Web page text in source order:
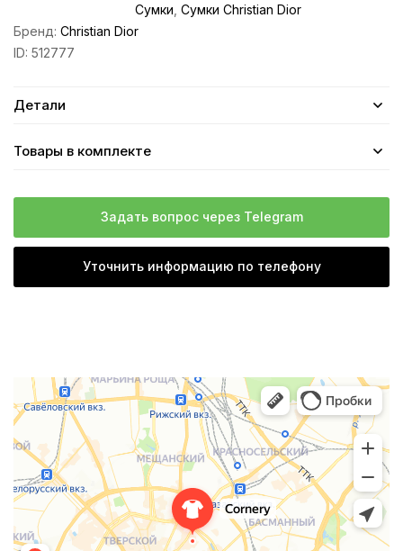
Сумки Сумки Christian Dior
Бренд: Christian Dior
ID: 512777
Детали
Товары в комплекте
Задать вопрос через Telegram
Уточнить информацию по телефону